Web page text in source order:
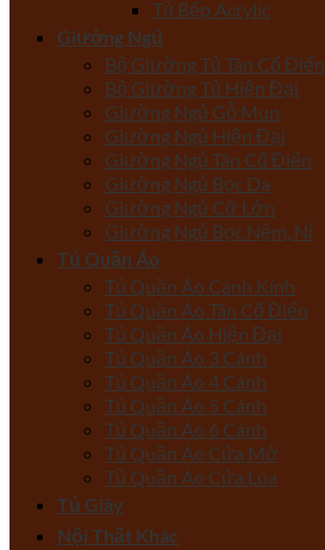
Tủ Bếp Acrylic
Giường Ngủ
Bộ Giường Tủ Tân Cổ Điển
Bộ Giường Tủ Hiện Đại
Giường Ngủ Gỗ Mun
Giường Ngủ Hiện Đại
Giường Ngủ Tân Cổ Điển
Giường Ngủ Bọc Da
Giường Ngủ Cỡ Lớn
Giường Ngủ Bọc Nệm, Nỉ
Tủ Quần Áo
Tủ Quần Áo Cánh Kính
Tủ Quần Áo Tân Cổ Điển
Tủ Quần Áo Hiện Đại
Tủ Quần Áo 3 Cánh
Tủ Quần Áo 4 Cánh
Tủ Quần Áo 5 Cánh
Tủ Quần Áo 6 Cánh
Tủ Quần Áo Cửa Mở
Tủ Quần Áo Cửa Lùa
Tủ Giày
Nội Thất Khác